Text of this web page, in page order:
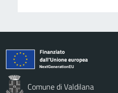
Comune di Valdilana